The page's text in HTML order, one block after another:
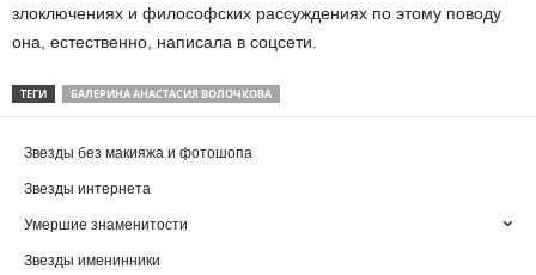
злоключениях и философских рассуждениях по этому поводу
она, естественно, написала в соцсети.
ТЕГИ БАЛЕРИНА АНАСТАСИЯ ВОЛОЧКОВА
Звезды без макияжа и фотошопа
Звезды интернета
Умершие знаменитости
Звезды именинники